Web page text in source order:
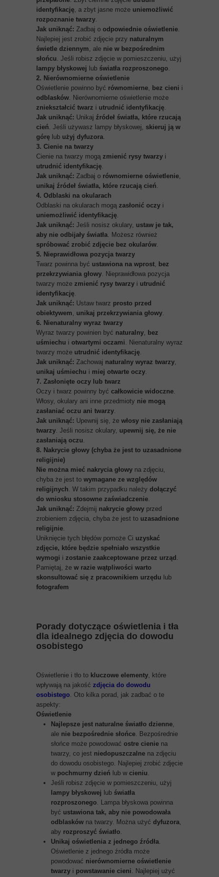
identyfikację, a zbyt jasne może uniemożliwić
rozpoznanie twarzy.
Jak uniknąć: Zadbaj o odpowiednie oświetlenie.
Najlepiej jest zrobić zdjęcie przy naturalnym
świetle dziennym, ale nie w bezpośrednim
słońcu. Jeśli robisz zdjęcie w pomieszczeniu, użyj
lampy błyskowej lub światła rozproszonego.
2. Nierównomierne oświetlenie
Oświetlenie powinno być równomierne, bez cieni i
odblasków. Nierównomierne oświetlenie może
zniekształcić twarz i utrudnić identyfikację.
Jak uniknąć: Unikaj źródeł światła, które rzucają
cień. Jeśli używasz lampy błyskowej, skieruj ją w
górę lub użyj dyfuzora.
3. Cienie na twarzy
Cienie na twarzy mogą zmienić rysy twarzy i
utrudnić identyfikację.
Jak uniknąć: Zadbaj o równomierne oświetlenie,
unikaj źródeł światła, które rzucają cień.
4. Odblaski na okularach
Odblaski na okularach mogą zasłonić oczy i
uniemożliwić identyfikację.
Jak uniknąć: Jeśli nosisz okulary, ustaw je tak,
aby nie odbijały światła. Możesz również
spróbować zrobić zdjęcie bez okularów.
5. Nieprawidłowa pozycja twarzy
Twarz powinna być ustawiona na wprost, bez
przekrzywiania głowy. Nieprawidłowa pozycja
twarzy może zmienić rysy twarzy i utrudnić
identyfikację.
Jak uniknąć: Ustaw twarz prosto przed
obiektywem, unikaj przekrzywiania głowy.
6. Nienaturalny wyraz twarzy
Wyraz twarzy powinien być naturalny, bez
uśmiechu i otwartymi oczami. Nienaturalny wyraz
twarzy może utrudnić identyfikację.
Jak uniknąć: Zachowaj naturalny wyraz twarzy,
unikaj uśmiechu i miej otwarte oczy.
7. Zasłonięte oczy lub twarz
Oczy i twarz powinny być całkowicie widoczne.
Włosy, okulary ani inne przedmioty nie mogą
zasłaniać oczu ani twarzy.
Jak uniknąć: Upewnij się, że włosy nie zasłaniają
twarzy. Jeśli nosisz okulary, upewnij się, że nie
zasłaniają oczu.
8. Nakrycie głowy (chyba że jest to uzasadnione
religijnie)
Nie można mieć nakrycia głowy na zdjęciu,
chyba że jest to wymagane ze względów
religijnych. W takim przypadku należy dołączyć
do wniosku stosowne zaświadczenie.
Jak uniknąć: Zdejmij nakrycie głowy przed
zrobieniem zdjęcia, chyba że jest to uzasadnione
religijnie.
Uniknięcie tych błędów pomoże Ci uzyskać
zdjęcie, które będzie spełniało wszystkie
wymogi i zostanie zaakceptowane przez urząd .
Pamiętaj, że w razie wątpliwości warto
skonsultować się z pracownikiem urzędu lub
fotografem
Porady dotyczące oświetlenia i tła
dla idealnego zdjęcia do dowodu
osobistego
Oświetlenie i tło to kluczowe elementy, które
wpływają na jakość zdjęcia do dowodu
osobistego. Oto kilka porad, jak zadbać o te
aspekty:
Oświetlenie
Najlepsze jest naturalne światło dzienne,
ale nie bezpośrednie słońce. Bezpośrednie
słońce może powodować ostre cienie na
twarzy, co jest niedopuszczalne na zdjęciu
do dowodu osobistego. Najlepiej zrobić zdjęcie
w pochmurny dzień lub w cieniu.
Jeśli robisz zdjęcie w pomieszczeniu, użyj
lampy błyskowej lub światła
rozproszonego. Lampa błyskowa powinna
być ustawiona tak, aby nie powodowała
odblasków na twarzy. Można użyć dyfuzora,
aby rozproszyć światło.
Unikaj oświetlenia z jednego źródła.
Oświetlenie z jednego źródła może
powodować nierównomierne oświetlenie
twarzy i powstawanie cieni. Najlepiej użyć